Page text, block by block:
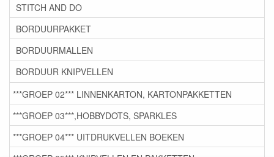
STITCH AND DO
BORDUURPAKKET
BORDUURMALLEN
BORDUUR KNIPVELLEN
***GROEP 02*** LINNENKARTON, KARTONPAKKETTEN
***GROEP 03***,HOBBYDOTS, SPARKLES
***GROEP 04*** UITDRUKVELLEN BOEKEN